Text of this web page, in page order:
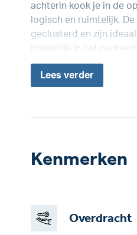
achterin kook je in de
logisch en ruimtelijk.
geclusterd en zijn
makkelijk in het
Lees verder
Kenmerken
Overdracht